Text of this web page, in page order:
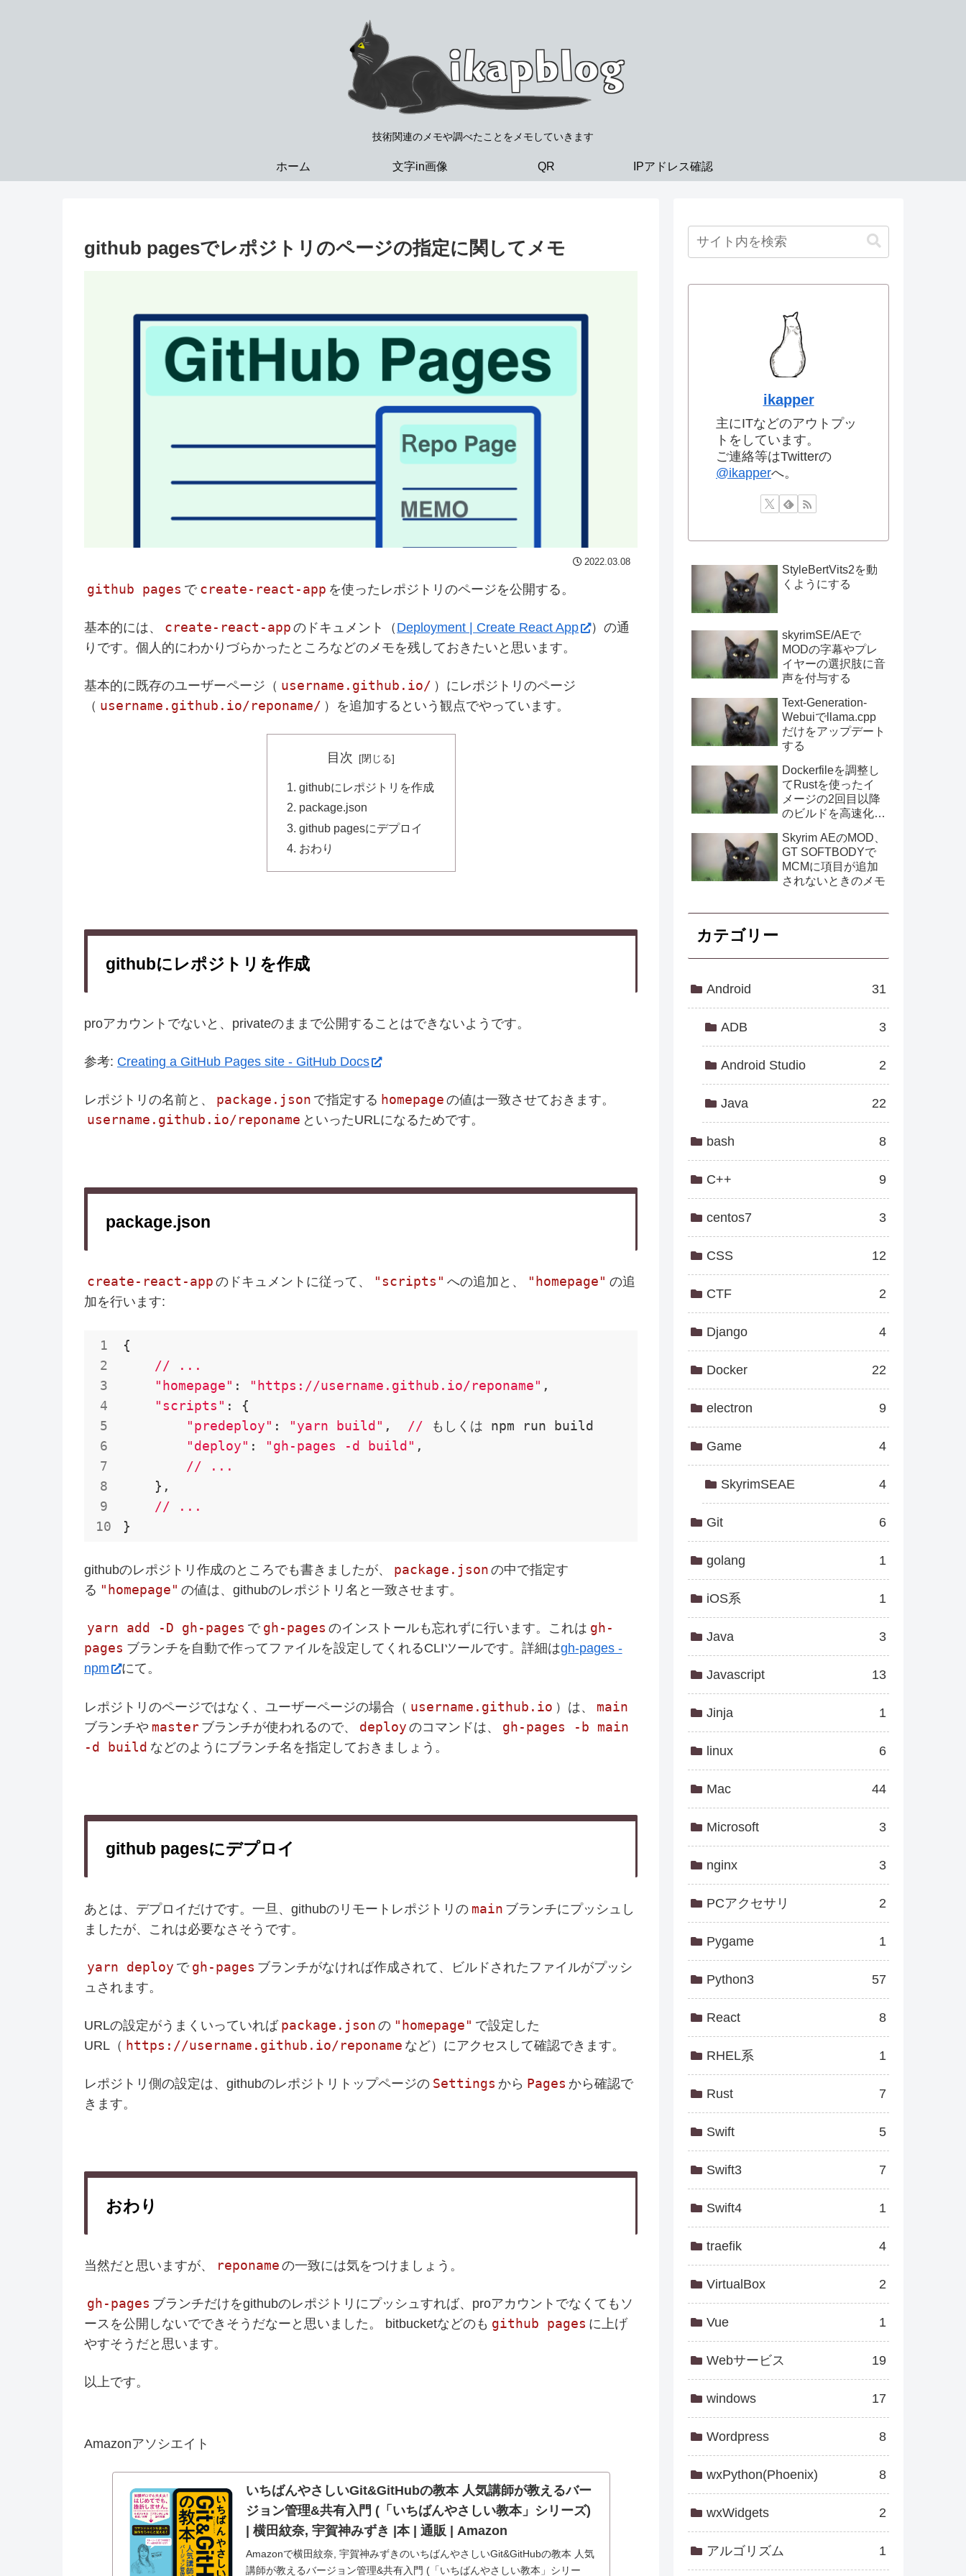
技術関連のメモや調べたことをメモしていきます
ホーム 文字in画像 QR IPアドレス確認
github pagesでレポジトリのページの指定に関してメモ
2022.03.08
github pages で create-react-app を使ったレポジトリのページを公開する。
基本的には、 create-react-app のドキュメント（ Deployment | Create React App
）の通
りです。個人的にわかりづらかったところなどのメモを残しておきたいと思います。
基本的に既存のユーザーページ（ username.github.io/ ）にレポジトリのページ
（ username.github.io/reponame/ ）を追加するという観点でやっています。
目次
githubにレポジトリを作成
package.json
github pagesにデプロイ
おわり
githubにレポジトリを作成
proアカウントでないと、privateのままで公開することはできないようです。
参考: Creating a GitHub Pages site - GitHub Docs
レポジトリの名前と、 package.json で指定する homepage の値は一致させておきます。
username.github.io/reponame といったURLになるためです。
package.json
create-react-app のドキュメントに従って、 "scripts" への追加と、 "homepage" の追
加を行います:
{
//
...
"homepage" : "https://username.github.io/reponame" ,
"scripts" : {
"predeploy" : "yarn build" , // もしくは npm run build
"deploy" : "gh-pages -d build" ,
//
...
    },
//
...
}
githubのレポジトリ作成のところでも書きましたが、 package.json の中で指定す
る "homepage" の値は、githubのレポジトリ名と一致させます。
yarn add -D gh-pages で gh-pages のインストールも忘れずに行います。これは gh-
pages ブランチを自動で作ってファイルを設定してくれるCLIツールです。詳細はgh-pages -
npm
にて。
レポジトリのページではなく、ユーザーページの場合（ username.github.io ）は、 main
ブランチや master ブランチが使われるので、 deploy のコマンドは、
gh-pages -b main
-d build などのようにブランチ名を指定しておきましょう。
github pagesにデプロイ
あとは、デプロイだけです。一旦、githubのリモートレポジトリの main ブランチにプッシュし
ましたが、これは必要なさそうです。
yarn deploy で gh-pages ブランチがなければ作成されて、ビルドされたファイルがプッシ
ュされます。
URLの設定がうまくいっていれば package.json の "homepage" で設定した
URL（ https://username.github.io/reponame など）にアクセスして確認できます。
レポジトリ側の設定は、githubのレポジトリトップページの Settings から Pages から確認で
きます。
おわり
当然だと思いますが、 reponame の一致には気をつけましょう。
gh-pages ブランチだけをgithubのレポジトリにプッシュすれば、proアカウントでなくてもソ
ースを公開しないでできそうだなーと思いました。 bitbucketなどのも github pages に上げ
やすそうだと思います。
以上です。
Amazonアソシエイト
いちばんやさしいGit&GitHubの教本 人気講師が教えるバー
ジョン管理&共有入門 (「いちばんやさしい教本」シリーズ)
| 横田紋奈, 宇賀神みずき |本 | 通販 | Amazon
Amazonで横田紋奈, 宇賀神みずきのいちばんやさしいGit&GitHubの教本 人気
講師が教えるバージョン管理&共有入門 (「いちばんやさしい教本」シリー
ikapper
主にITなどのアウトプッ
トをしています。
ご連絡等はTwitterの
@ikapperへ。
StyleBertVits2を動
くようにする
skyrimSE/AEで
MODの字幕やプレ
イヤーの選択肢に音
声を付与する
Text-Generation-
Webuiでllama.cpp
だけをアップデート
する
Dockerfileを調整し
てRustを使ったイ
メージの2回目以降
のビルドを高速化す
Skyrim AEのMOD、
GT SOFTBODYで
MCMに項目が追加
されないときのメモ
カテゴリー
Android 31
ADB 3
Android Studio 2
Java 22
bash 8
C++ 9
centos7 3
CSS 12
CTF 2
Django 4
Docker 22
electron 9
Game 4
SkyrimSEAE 4
Git 6
golang 1
iOS系 1
Java 3
Javascript 13
Jinja 1
linux 6
Mac 44
Microsoft 3
nginx 3
PCアクセサリ 2
Pygame 1
Python3 57
React 8
RHEL系 1
Rust 7
Swift 5
Swift3 7
Swift4 1
traefik 4
VirtualBox 2
Vue 1
Webサービス 19
windows 17
Wordpress 8
wxPython(Phoenix) 8
wxWidgets 2
アルゴリズム 1